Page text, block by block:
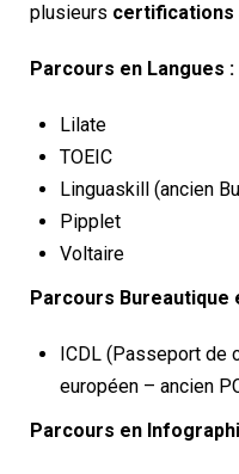
plusieurs certifications
Parcours en Langues :
Lilate
TOEIC
Linguaskill (ancien
Pipplet
Voltaire
Parcours Bureautique
ICDL (Passeport de
européen – ancien
Parcours en